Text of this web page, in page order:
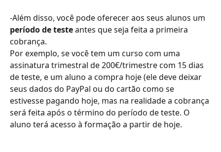
-Além disso, você pode oferecer aos seus alunos um
período de teste antes que seja feita a primeira
cobrança.
Por exemplo, se você tem um curso com uma
assinatura trimestral de 200€/trimestre com 15 dias
de teste, e um aluno a compra hoje (ele deve deixar
seus dados do PayPal ou do cartão como se
estivesse pagando hoje, mas na realidade a cobrança
será feita após o término do período de teste. O
aluno terá acesso à formação a partir de hoje.